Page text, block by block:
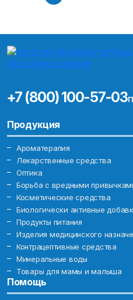
+7 (800) 100-57-03
Продукция
Ароматерапия
Лекарственные средства
Оптика
Борьба с вредными
Косметические средства
Биологически активные
Продукты питания
Изделия медицинского
Контрацептивные средства
Минеральные воды
Товары для мамы и малыша
Помощь